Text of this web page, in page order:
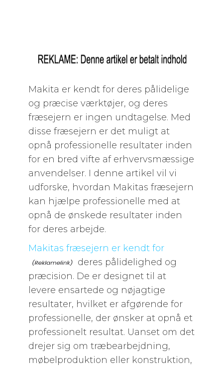
Makita er kendt for deres pålidelige
og præcise værktøjer, og deres
fræsejern er ingen undtagelse. Med
disse fræsejern er det muligt at
opnå professionelle resultater inden
for en bred vifte af erhvervsmæssige
anvendelser. I denne artikel vil vi
udforske, hvordan Makitas fræsejern
kan hjælpe professionelle med at
opnå de ønskede resultater inden
for deres arbejde.
Makitas fræsejern er kendt for
deres pålidelighed og
præcision. De er designet til at
levere ensartede og nøjagtige
resultater, hvilket er afgørende for
professionelle, der ønsker at opnå et
professionelt resultat. Uanset om det
drejer sig om træbearbejdning,
møbelproduktion eller konstruktion,